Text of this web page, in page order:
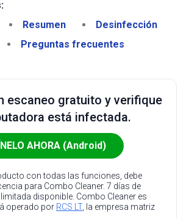
Resumen
Desinfección
Preguntas frecuentes
escaneo gratuito y verifique
está infectada.
AHORA (Android)
con todas las funciones, debe
para Combo Cleaner. 7 días de
disponible. Combo Cleaner es
operado por RCS LT, la empresa matriz